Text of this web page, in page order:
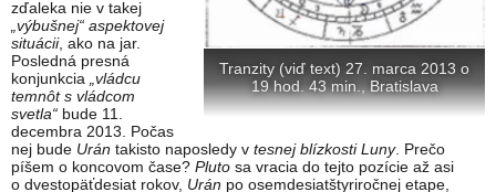
Tranzity (viď text) 27. marca 2013 o
19 hod. 43 min., Bratislava
zďaleka nie v takej
„výbušnej“ aspektovej
situácii, ako na jar.
Posledná presná
konjunkcia
„vládcu
temnôt s vládcom
svetla“ bude 11.
decembra 2013. Počas
nej bude Urán takisto naposledy v tesnej blízkosti Luny. Prečo
píšem o koncovom čase? Pluto sa vracia do tejto pozície až asi
o dvestopäťdesiat rokov, Urán po osemdesiatštyriročnej etape,